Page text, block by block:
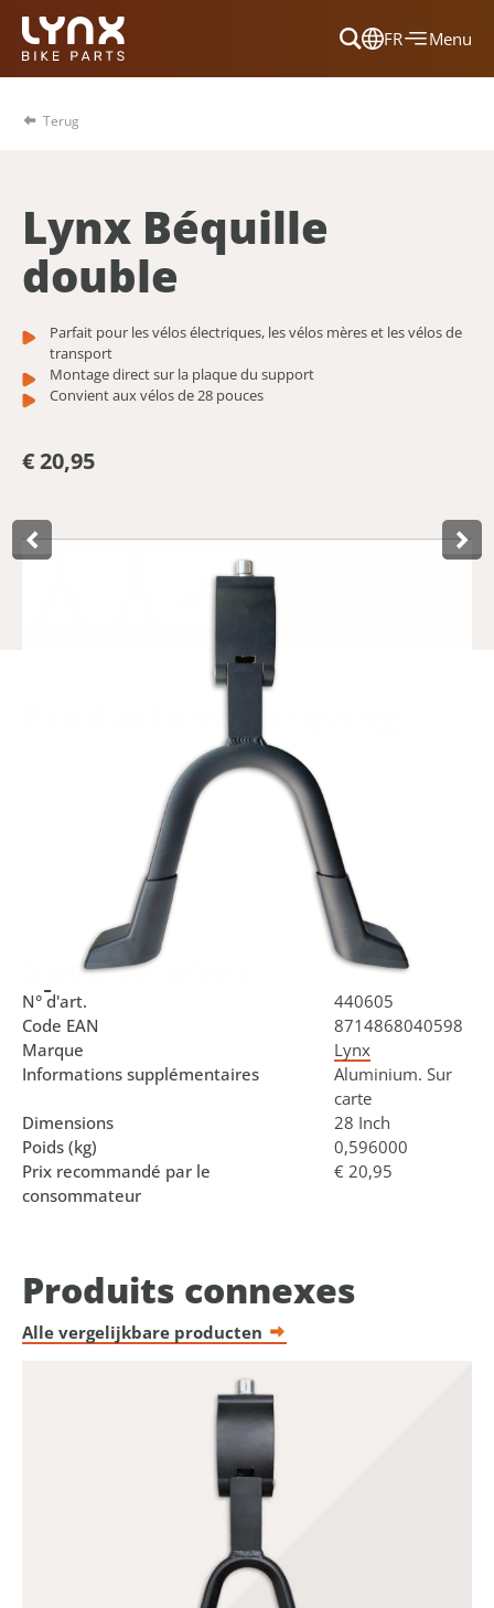
FR
Dansk
Nederlands
Menu
Terug
Lynx Béquille
double
Parfait pour les vélos électriques, les vélos mères et les vélos de
transport
Montage direct sur la plaque du support
Convient aux vélos de 28 pouces
€ 20,95
Product­omschrijving
Cette béquille double puissante de Lynx est idéale pour
garer de manière stable les vélos les plus lourds, tels que
les vélos électriques, les vélos-mères et les vélos de
transport. Même avec une charge lourde, la béquille à deux
pieds assure une position optimale. Cette béquille centrale
peut être montée directement sur la plaque standard, à cet
effet un boulon Allen M10 x 30 mm est inclus.
Specificaties
N° d'art.
440605
Code EAN
8714868040598
Marque
Lynx
Informations supplémentaires
Aluminium. Sur
carte
Dimensions
28 Inch
Poids (kg)
0,596000
Prix recommandé par le
consommateur
€ 20,95
Produits connexes
Alle vergelijkbare producten